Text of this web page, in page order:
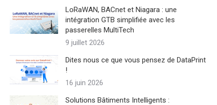
LoRaWAN, BACnet et Niagara : une
intégration GTB simplifiée avec les
passerelles MultiTech
9 juillet 2026
Dites nous ce que vous pensez de DataPrint
!
16 juin 2026
Solutions Bâtiments Intelligents :